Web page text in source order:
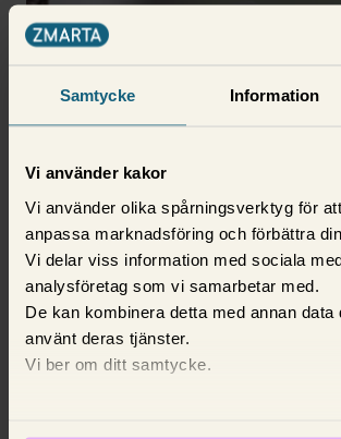
Samtycke Information
Vi använder kakor
Vi använder olika spårningsverktyg för
anpassa marknadsföring och förbättra
Vi delar viss information med sociala
analysföretag som vi samarbetar med.
De kan kombinera detta med annan data
använt deras tjänster.
Vi ber om ditt samtycke.
Om lån
Borgen – vad innebär
borgen för någon?
Att gå i borgen betyder att du
annans skuld om låntagaren inte
28 juli 2026,Johanna King